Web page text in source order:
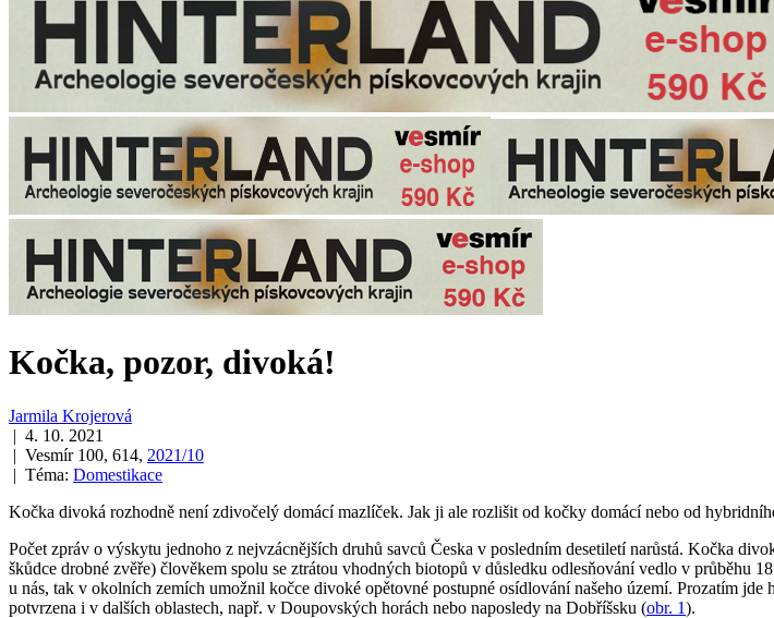
Kočka, pozor, divoká!
Jarmila Krojerová
| 4. 10. 2021
| Vesmír 100, 614, 2021/10
| Téma: Domestikace
Kočka divoká rozhodně není zdivočelý domácí mazlíček. Jak ji ale rozlišit od kočky domácí nebo od
Počet zpráv o výskytu jednoho z nejvzácnějších druhů savců Česka v posledním desetiletí narůstá. Kočka
škůdce drobné zvěře) člověkem spolu se ztrátou vhodných biotopů v důsledku odlesňování vedlo v průběhu
u nás, tak v okolních zemích umožnil kočce divoké opětovné postupné osídlování našeho území. Prozatím
potvrzena i v dalších oblastech, např. v Doupovských horách nebo naposledy na Dobříšsku (obr. 1).